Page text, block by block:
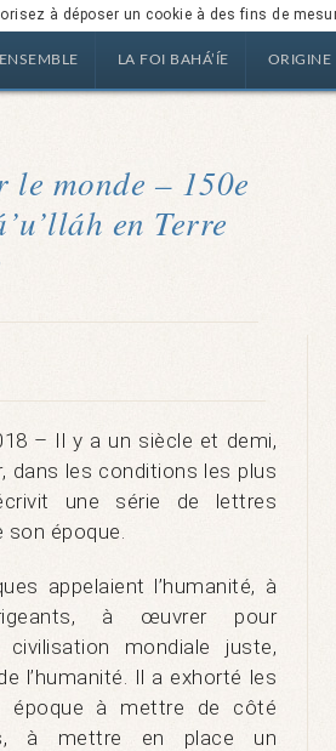
à déposer un cookie à des fins de
LA FOI BAHÁ’ÍE ORIGINE
monde – 150e
en Terre
– Il y a un siècle et demi,
dans les conditions les plus
une série de lettres
son époque.
appelaient l’humanité, à
à œuvrer pour
civilisation mondiale juste,
l’humanité. Il a exhorté les
époque à mettre de côté
à mettre en place un